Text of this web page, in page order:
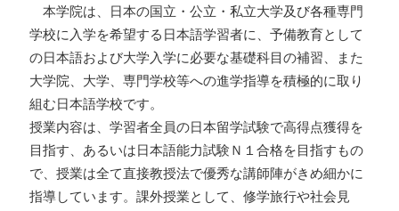
本学院は、日本の国立・公立・私立大学及び各種専門
学校に入学を希望する日本語学習者に、予備教育として
の日本語および大学入学に必要な基礎科目の補習、また
大学院、大学、専門学校等への進学指導を積極的に取り
組む日本語学校です。
授業内容は、学習者全員の日本留学試験で高得点獲得を
目指す、あるいは日本語能力試験Ｎ１合格を目指すもの
で、授業は全て直接教授法で優秀な講師陣がきめ細かに
指導しています。課外授業として、修学旅行や社会見